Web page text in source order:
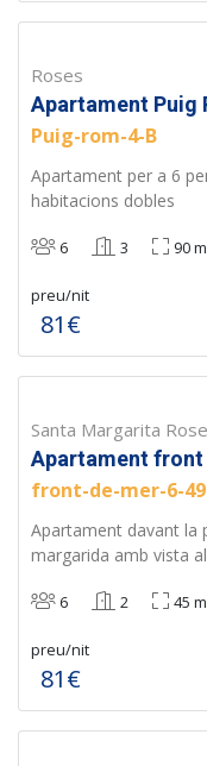
Roses
Apartament Puig
Puig-rom-4-B
Apartament per a 6
habitacions dobles
6 3 90 m
preu/nit
81€
Santa Margarita
Apartament
front-de-mer-6-49
Apartament davant la
margarida amb vista
6 2 45 m
preu/nit
81€